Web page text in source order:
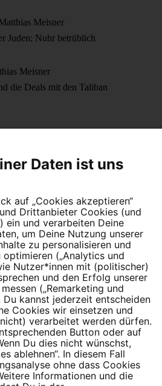
Meisner
Juden: Nuhr betrüblich
Meisner
die Deals mit den Taliban
Unterschied. Schließe Dich 4,5
0‍0‍0‍0 0‍0
Daten ist uns
auf „Cookies akzeptieren“
Drittanbieter Cookies (und
ein und verarbeiten Deine
um Deine Nutzung unserer
zu personalisieren und
(„Analytics und
Nutzer*innen mit (politischer)
und den Erfolg unserer
(„Remarketing und
Du kannst jederzeit entscheiden
Cookies wir einsetzen und
verarbeitet werden dürfen.
Button oder auf
Du dies nicht wünschst,
ablehnen“. In diesem Fall
ohne dass Cookies
Informationen und die